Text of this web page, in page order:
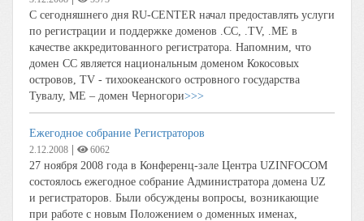
С сегодняшнего дня RU-CENTER начал предоставлять услуги
по регистрации и поддержке доменов .CC, .TV, .ME в
качестве аккредитованного регистратора. Напомним, что
домен СС является национальным доменом Кокосовых
островов, TV - тихоокеанского островного государства
Тувалу, ME – домен Черногори>>>
Ежегодное собрание Регистраторов
2.12.2008 6062
27 ноября 2008 года в Конференц-зале Центра UZINFOCOM
состоялось ежегодное собрание Администратора домена UZ
и регистраторов. Были обсуждены вопросы, возникающие
при работе с новым Положением о доменных именах,